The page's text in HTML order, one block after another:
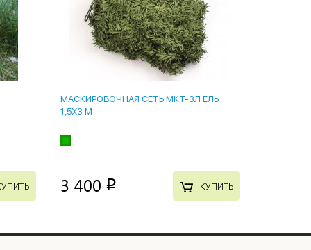
МАСКИРОВОЧНАЯ СЕТЬ МКТ-3Л ЕЛЬ
1,5Х3 М
3 400 p КУПИТЬ